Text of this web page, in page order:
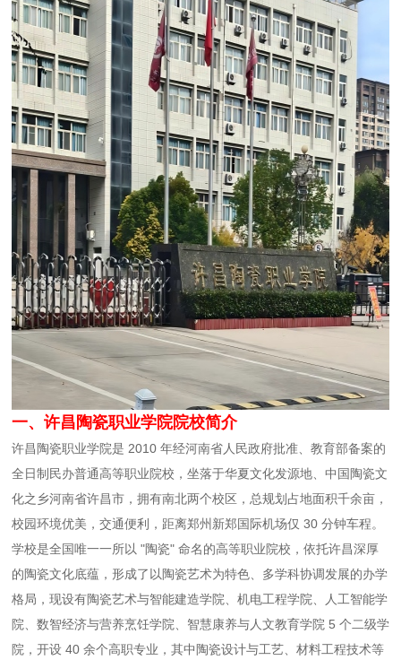
一、许昌陶瓷职业学院院校简介
许昌陶瓷职业学院是 2010 年经河南省人民政府批准、教育部备案的
全日制民办普通高等职业院校，坐落于华夏文化发源地、中国陶瓷文
化之乡河南省许昌市，拥有南北两个校区，总规划占地面积千余亩，
校园环境优美，交通便利，距离郑州新郑国际机场仅 30 分钟车程。
学校是全国唯一一所以 "陶瓷" 命名的高等职业院校，依托许昌深厚
的陶瓷文化底蕴，形成了以陶瓷艺术为特色、多学科协调发展的办学
格局，现设有陶瓷艺术与智能建造学院、机电工程学院、人工智能学
院、数智经济与营养烹饪学院、智慧康养与人文教育学院 5 个二级学
院，开设 40 余个高职专业，其中陶瓷设计与工艺、材料工程技术等